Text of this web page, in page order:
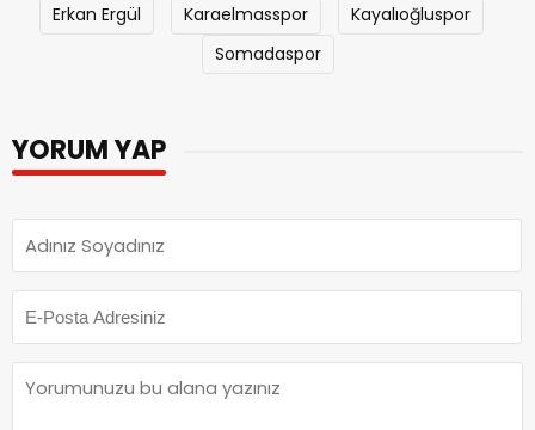
Erkan Ergül Karaelmasspor
Kayalıoğluspor
Somadaspor
YORUM YAP